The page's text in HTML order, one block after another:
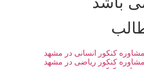
مشاوره کنکور انسانی در مشهد
مشاوره کنکور ریاضی در مشهد